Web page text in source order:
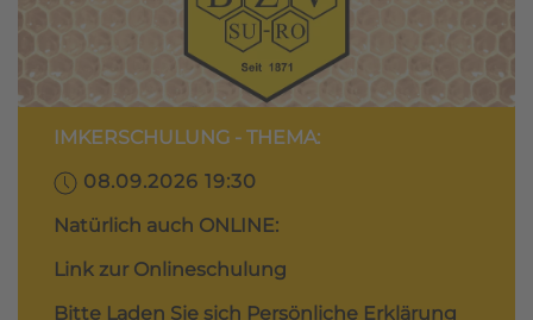
IMKERSCHULUNG - THEMA:
08.09.2026 19:30
Natürlich auch ONLINE:
Link zur Onlineschulung
Bitte Laden Sie sich Persönliche Erklärung